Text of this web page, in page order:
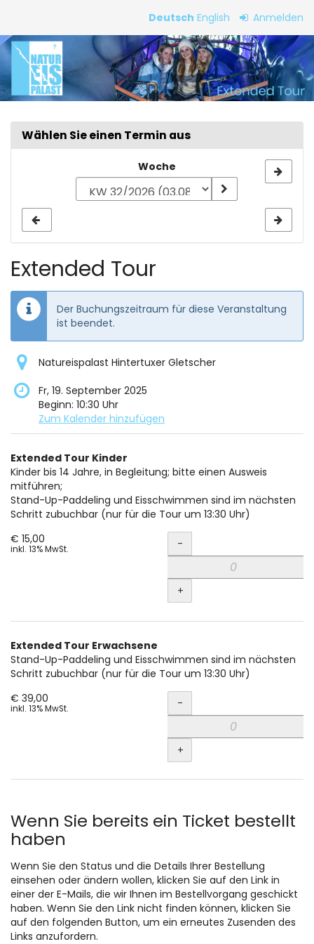
Inhalt
springen
Deutsch English Anmelden
Extended
Tour
Wählen Sie einen Termin aus
zur
Woche
Extended Tour
Der Buchungszeitraum für diese Veranstaltung
ist beendet.
Natureispalast Hintertuxer Gletscher
Fr, 19. September 2025
Beginn: 10:30 Uhr
Zum Kalender hinzufügen
Produkte
Unkategorisierte
Produkte
Extended Tour Kinder
Kinder bis 14 Jahre, in Begleitung; bitte einen Ausweis
mitführen;
Stand-Up-Paddeling und Eisschwimmen sind im nächsten
Schritt zubuchbar (nur für die Tour um 13:30 Uhr)
€ 15,00
inkl. 13% MwSt. Menge
-
+
Extended Tour Erwachsene
Stand-Up-Paddeling und Eisschwimmen sind im nächsten
Schritt zubuchbar (nur für die Tour um 13:30 Uhr)
€ 39,00
inkl. 13% MwSt. Menge
-
+
Wenn Sie bereits ein Ticket bestellt
haben
Wenn Sie den Status und die Details Ihrer Bestellung
einsehen oder ändern wollen, klicken Sie auf den Link in
einer der E-Mails, die wir Ihnen im Bestellvorgang geschickt
haben. Wenn Sie den Link nicht finden können, klicken Sie
auf den folgenden Button, um ein erneutes Zusenden des
Links anzufordern.